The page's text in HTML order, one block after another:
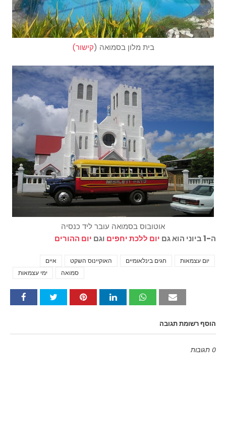
בית מלון בסמואה (קישור)
אוטובוס בסמואה עובר ליד כנסיה
ה-1 ביוני הוא גם
יום ללכת יחפים וגם יום ההורים
איים האוקיינוס השקט חגים בינלאומיים
יום עצמאות
ימי עצמאות
סמואה
הוסף רשומת תגובה
0 תגובות